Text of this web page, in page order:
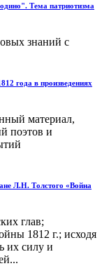
Тема патриотизма
знаний с
года в произведениях
материал,
поэтов и
Л.Н. Толстого «Война
глав;
1812 г.; исходя
их силу и